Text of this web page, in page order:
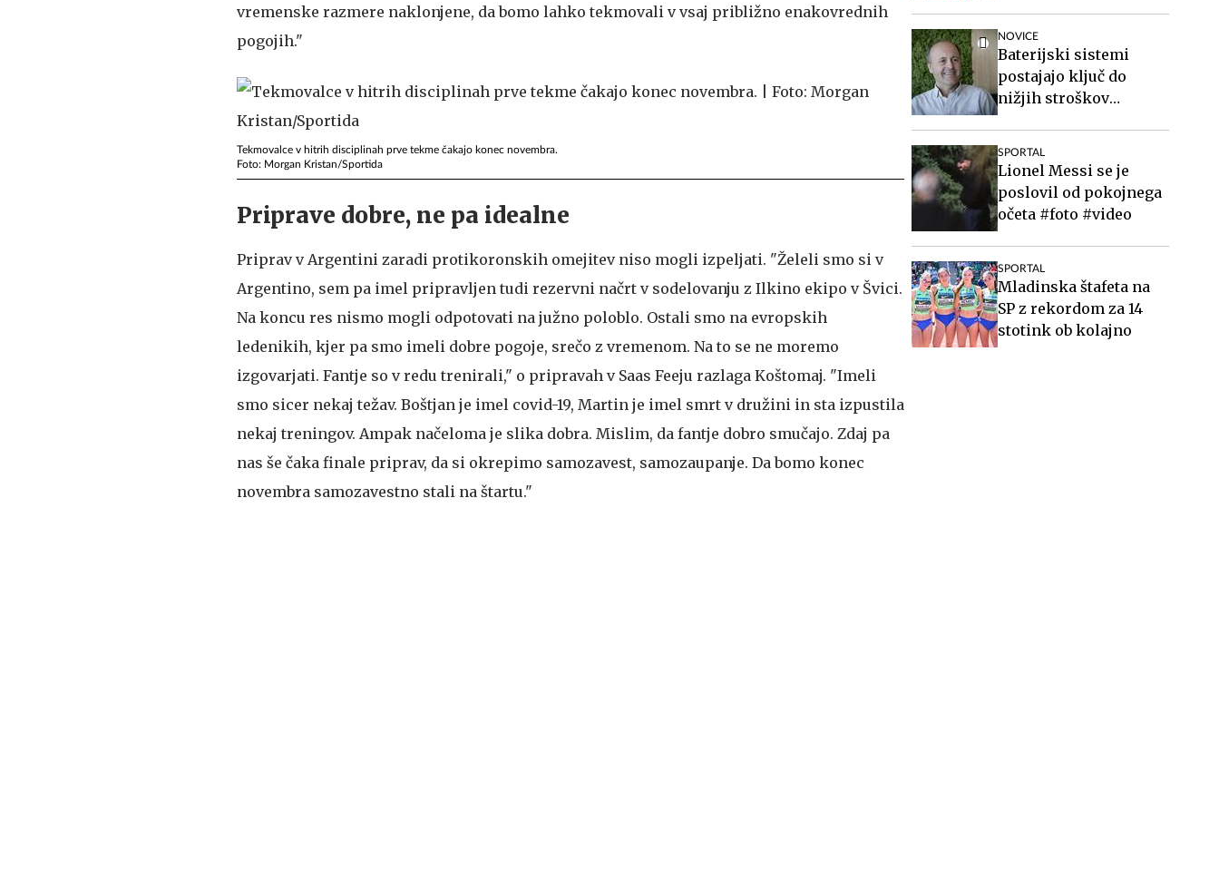
vremenske razmere naklonjene, da bomo lahko tekmovali v vsaj približno enakovrednih
pogojih."
Tekmovalce v hitrih disciplinah prve tekme čakajo konec novembra.
Foto: Morgan Kristan/Sportida
Priprave dobre, ne pa idealne
Priprav v Argentini zaradi protikoronskih omejitev niso mogli izpeljati. "Želeli smo si v
Argentino, sem pa imel pripravljen tudi rezervni načrt v sodelovanju z Ilkino ekipo v Švici.
Na koncu res nismo mogli odpotovati na južno poloblo. Ostali smo na evropskih
ledenikih, kjer pa smo imeli dobre pogoje, srečo z vremenom. Na to se ne moremo
izgovarjati. Fantje so v redu trenirali," o pripravah v Saas Feeju razlaga Koštomaj. "Imeli
smo sicer nekaj težav. Boštjan je imel covid-19, Martin je imel smrt v družini in sta izpustila
nekaj treningov. Ampak načeloma je slika dobra. Mislim, da fantje dobro smučajo. Zdaj pa
nas še čaka finale priprav, da si okrepimo samozavest, samozaupanje. Da bomo konec
novembra samozavestno stali na štartu."
NOVICE
Baterijski sistemi
postajajo ključ do
nižjih stroškov
SPORTAL
Lionel Messi se je
poslovil od pokojnega
očeta #foto #video
SPORTAL
Mladinska štafeta na
SP z rekordom za 14
stotink ob kolajno